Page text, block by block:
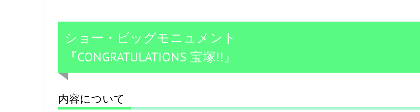
ショー・ビッグモニュメント
『CONGRATULATIONS 宝塚!!』
内容について